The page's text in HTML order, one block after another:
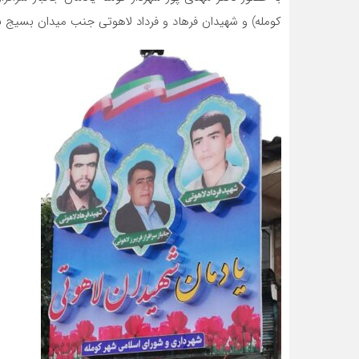
کومله) و شهیدان فرهاد و فرداد لاهوتی جنب میدان